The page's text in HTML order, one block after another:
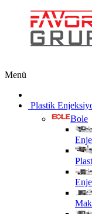
Menü
Plastik
Bole